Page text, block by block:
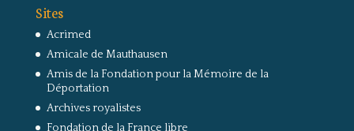
Sites
Acrimed
Amicale de Mauthausen
Amis de la Fondation pour la Mémoire de la
Déportation
Archives royalistes
Fondation de la France libre